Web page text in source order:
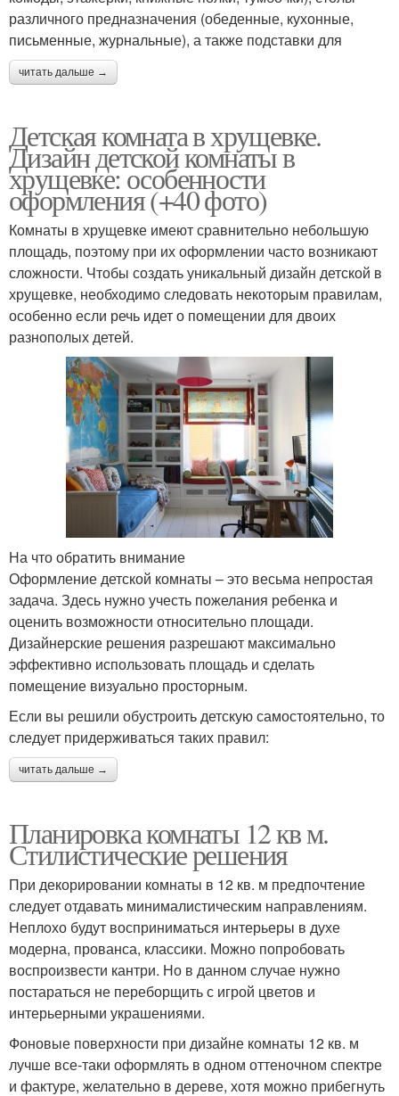
различного предназначения (обеденные, кухонные,
письменные, журнальные), а также подставки для
читать дальше →
Детская комната в хрущевке.
Дизайн детской комнаты в
хрущевке: особенности
оформления (+40 фото)
Комнаты в хрущевке имеют сравнительно небольшую
площадь, поэтому при их оформлении часто возникают
сложности. Чтобы создать уникальный дизайн детской в
хрущевке, необходимо следовать некоторым правилам,
особенно если речь идет о помещении для двоих
разнополых детей.
На что обратить внимание
Оформление детской комнаты – это весьма непростая
задача. Здесь нужно учесть пожелания ребенка и
оценить возможности относительно площади.
Дизайнерские решения разрешают максимально
эффективно использовать площадь и сделать
помещение визуально просторным.
Если вы решили обустроить детскую самостоятельно, то
следует придерживаться таких правил:
читать дальше →
Планировка комнаты 12 кв м.
Стилистические решения
При декорировании комнаты в 12 кв. м предпочтение
следует отдавать минималистическим направлениям.
Неплохо будут восприниматься интерьеры в духе
модерна, прованса, классики. Можно попробовать
воспроизвести кантри. Но в данном случае нужно
постараться не переборщить с игрой цветов и
интерьерными украшениями.
Фоновые поверхности при дизайне комнаты 12 кв. м
лучше все-таки оформлять в одном оттеночном спектре
и фактуре, желательно в дереве, хотя можно прибегнуть